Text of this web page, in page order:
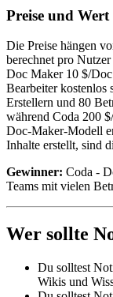
Preise und Wert
Die Preise hängen
berechnet pro
Doc Maker 10 $/
Bearbeiter kostenlos
Erstellern und 80
während Coda 200
Doc-Maker-Modell
Inhalte erstellt, sind
Gewinner: Coda -
Teams mit vielen
Wer sollte
Du solltest
Wikis und